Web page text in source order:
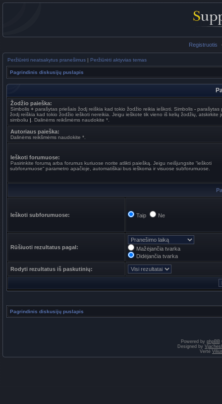
Registruotis
Peržiūrėti neatsakytus pranešimus | Peržiūrėti aktyvias temas
Pagrindinis diskusijų puslapis
Žodžio paieška:
Simbolis + parašytas priešais žodį reiškia kad tokio žodžio reikia ieškoti. Simbolis - parašytas
žodį reiškia kad tokio žodžio ieškoti nereikia. Jeigu ieškote tik vieno iš kelių žodžių, atskirkite
simboliu | . Dalinėms reikšmėms naudokite *.
Autoriaus paieška:
Dalinėms reikšmėms naudokite *.
Ieškoti forumuose:
Pasirinkite forumą arba forumus kuriuose norite atlikti paiešką. Jeigu neišjungsite “ieškoti
subforumuose“ parametro apačioje, automatiškai bus ieškoma ir visuose subforumuose.
Ieškoti subforumuose: Taip Ne
Rūšiuoti rezultatus pagal:
Mažėjančia tvarka
Didėjančia tvarka
Rodyti rezultatus iš paskutinių:
Pagrindinis diskusijų puslapis
Powered by phpBB
Designed by
Vertė